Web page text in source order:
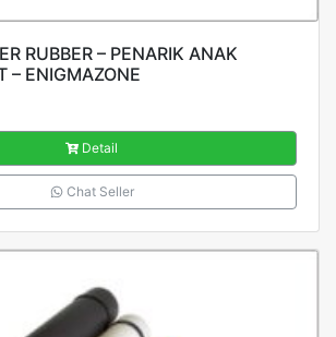
RUBBER – PENARIK ANAK
– ENIGMAZONE
Detail
Chat Seller